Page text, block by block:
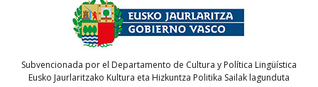
Subvencionada por el Departamento de Cultura y Política Lingüística
Eusko Jaurlaritzako Kultura eta Hizkuntza Politika Sailak lagunduta